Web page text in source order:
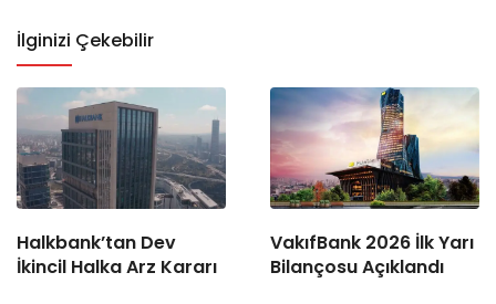
İlginizi Çekebilir
Halkbank’tan Dev
İkincil Halka Arz Kararı
VakıfBank 2026 İlk Yarı
Bilançosu Açıklandı